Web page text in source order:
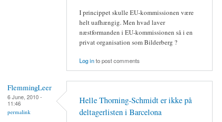
I princippet skulle EU-kommissionen være
helt uafhængig. Men hvad laver
næstformanden i EU-kommissionen så i en
privat organisation som Bilderberg ?
Log into post comments
FlemmingLeer
6 June, 2010 -
11:46
permalink
Helle Thorning-Schmidt er ikke på
deltagerlisten i Barcelona